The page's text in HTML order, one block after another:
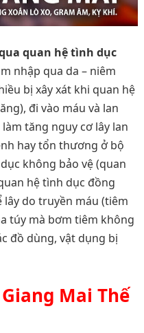
quan hệ tình dục
nhập qua da – niêm
bị xây xát khi quan hệ
đi vào máu và lan
tăng nguy cơ lây lan
hay tổn thương ở bộ
không bảo vệ (quan
hệ tình dục đồng
lây do truyền máu (tiêm
túy mà bơm tiêm không
đồ dùng, vật dụng bị
Mai Thế